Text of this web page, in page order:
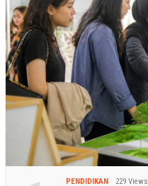
PENDIDIKAN 229 Views